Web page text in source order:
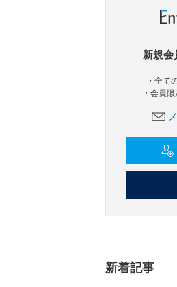
新規会
・全て
・会員
新着記事